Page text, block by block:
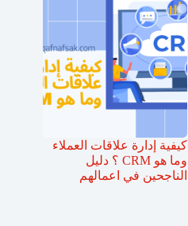
كيفية إدارة علاقات العملاء
وما هو CRM ؟ دليل
الناجحين في اعمالهم